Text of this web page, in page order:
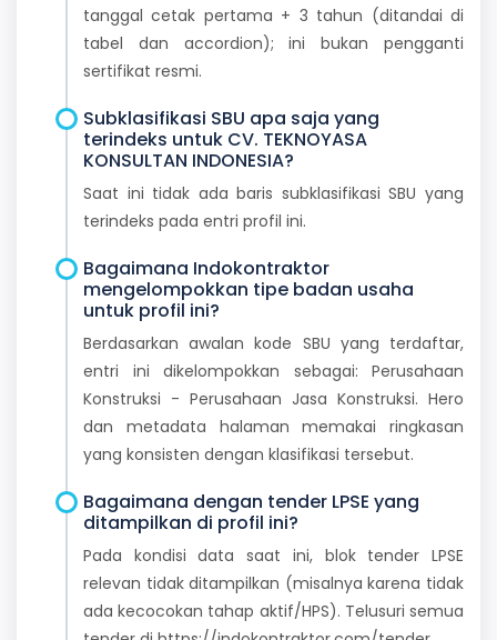
tanggal cetak pertama + 3 tahun (ditandai di
tabel dan accordion); ini bukan pengganti
sertifikat resmi.
Subklasifikasi SBU apa saja yang
terindeks untuk CV. TEKNOYASA
KONSULTAN INDONESIA?
Saat ini tidak ada baris subklasifikasi SBU yang
terindeks pada entri profil ini.
Bagaimana Indokontraktor
mengelompokkan tipe badan usaha
untuk profil ini?
Berdasarkan awalan kode SBU yang terdaftar,
entri ini dikelompokkan sebagai: Perusahaan
Konstruksi - Perusahaan Jasa Konstruksi. Hero
dan metadata halaman memakai ringkasan
yang konsisten dengan klasifikasi tersebut.
Bagaimana dengan tender LPSE yang
ditampilkan di profil ini?
Pada kondisi data saat ini, blok tender LPSE
relevan tidak ditampilkan (misalnya karena tidak
ada kecocokan tahap aktif/HPS). Telusuri semua